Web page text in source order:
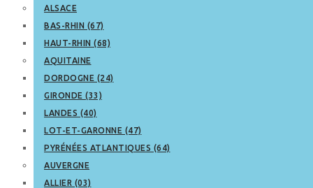
ALSACE
BAS-RHIN (67)
HAUT-RHIN (68)
AQUITAINE
DORDOGNE (24)
GIRONDE (33)
LANDES (40)
LOT-ET-GARONNE (47)
PYRÉNÉES ATLANTIQUES (64)
AUVERGNE
ALLIER (03)